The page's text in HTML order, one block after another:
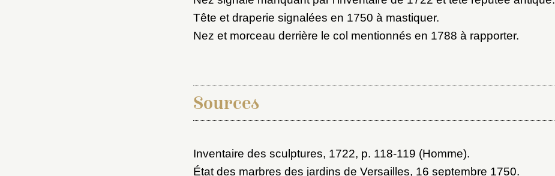
Tête et draperie signalées en 1750 à mastiquer.
Nez et morceau derrière le col mentionnés en 1788 à rapporter.
Sources
Inventaire des sculptures, 1722, p. 118-119 (Homme).
État des marbres des jardins de Versailles, 16 septembre 1750.